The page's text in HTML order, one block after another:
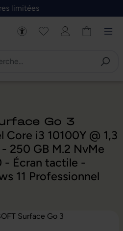
limitées
Go 3
i3 10100Y @ 1,3
250 GB M.2 NvMe
- Écran tactile -
11 Professionnel